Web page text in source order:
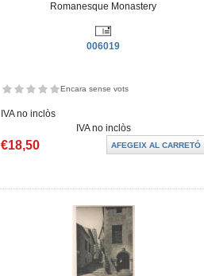
Romanesque Monastery
006019
Encara sense vots
IVA no inclòs
IVA no inclòs
€18,50